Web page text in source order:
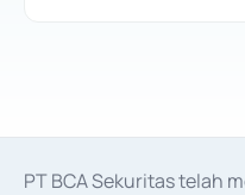
PT BCA Sekuritas telah